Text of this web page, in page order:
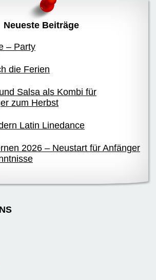
Neueste Beiträge
– Party
die Ferien
Salsa als Kombi für
zum Herbst
Latin Linedance
2026 – Neustart für Anfänger